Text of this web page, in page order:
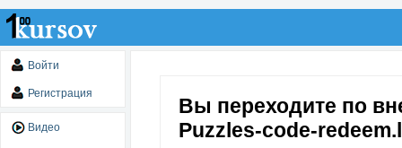
Войти
Регистрация
Видео
Вы переходите по
Puzzles-code-